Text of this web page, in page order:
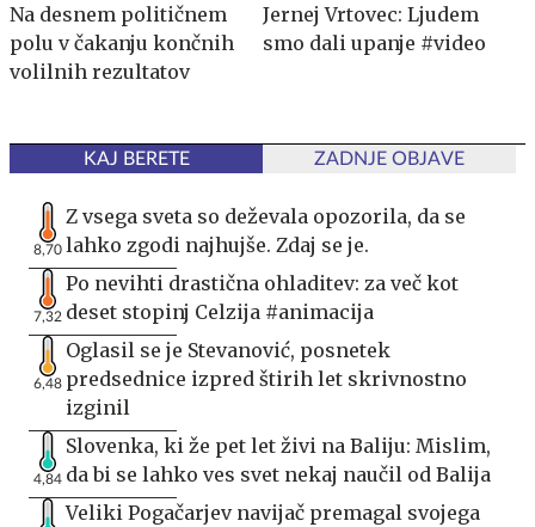
Na desnem političnem
polu v čakanju končnih
volilnih rezultatov
Jernej Vrtovec: Ljudem
smo dali upanje #video
KAJ BERETE ZADNJE OBJAVE
8,70
Z vsega sveta so deževala opozorila, da se
lahko zgodi najhujše. Zdaj se je.
7,32
Po nevihti drastična ohladitev: za več kot
deset stopinj Celzija #animacija
6,48
Oglasil se je Stevanović, posnetek
predsednice izpred štirih let skrivnostno
izginil
4,84
Slovenka, ki že pet let živi na Baliju: Mislim,
da bi se lahko ves svet nekaj naučil od Balija
Veliki Pogačarjev navijač premagal svojega